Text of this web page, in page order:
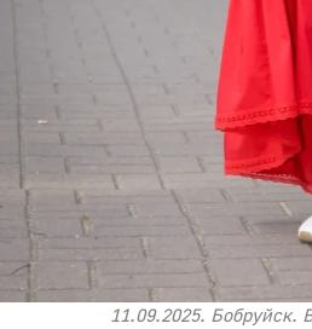
11.09.2025. Бобруйск.